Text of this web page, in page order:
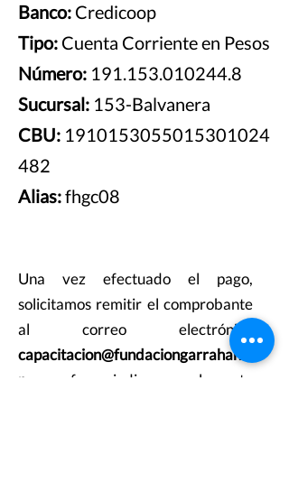
Banco: Credicoop
Tipo: Cuenta Corriente en Pesos
Número: 191.153.010244.8
Sucursal: 153-Balvanera
CBU: 1910153055015301024
482
Alias:fhgc08
Una vez efectuado el pago,
solicitamos remitir el comprobante
al correo electrónico
capacitacion@fundaciongarrahan.o
r g, por favor indique en el asunto